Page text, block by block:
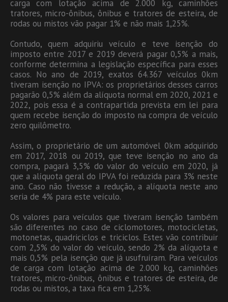
carga com lotação acima de 2.000 kg, caminhões
tratores, micro-ônibus, ônibus e tratores de esteira, de
rodas ou mistos vão pagar 1% e não mais 1,25%.
Contudo, quem adquiriu veículo e teve isenção do
imposto entre 2017 e 2019 deverá pagar 0,5% a mais,
conforme determina a legislação específica para esses
casos. No ano de 2019, exatos 64.367 veículos 0km
tiveram isenção no IPVA: os proprietários desses carros
pagarão 0,5% além da alíquota normal em 2020, 2021 e
2022, pois essa é a contrapartida prevista em lei para
quem recebe isenção do imposto na compra de veículo
zero quilômetro.
Assim, o proprietário de um automóvel 0km adquirido
em 2017, 2018 ou 2019, que teve isenção no ano da
compra, pagará 3,5% do valor do veículo em 2020, já
que a alíquota geral do IPVA foi reduzida para 3% neste
ano. Caso não tivesse a redução, a alíquota neste ano
seria de 4% para este veículo.
Os valores para veículos que tiveram isenção também
são diferentes no caso de ciclomotores, motocicletas,
motonetas, quadriciclos e triciclos. Estes vão contribuir
com 2,5% do valor do veículo, sendo 2% da alíquota e
mais 0,5% pela isenção que já usufruíram. Para veículos
de carga com lotação acima de 2.000 kg, caminhões
tratores, micro-ônibus, ônibus e tratores de esteira, de
rodas ou mistos, a taxa fica em 1,25%.